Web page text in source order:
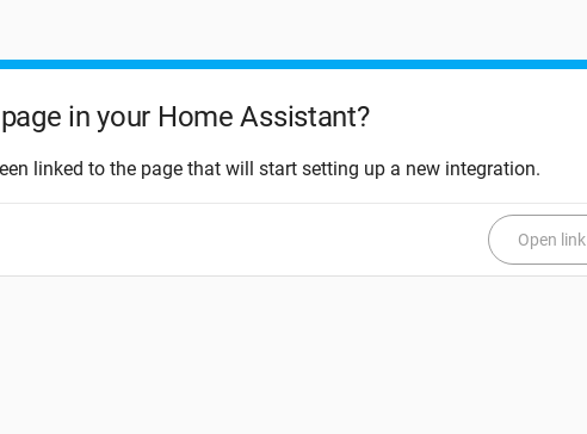
in your Home Assistant?
linked to the page that will start setting up a new integration.
Open link